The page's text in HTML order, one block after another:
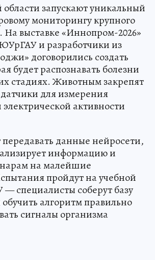
запускают уникальный
мониторингу крупного
На выставке «Иннопром-2026»
и разработчики из
договорились создать
будет распознавать болезни
стадиях. Животным закрепят
для измерения
активности
данные нейросети,
информацию и
на малейшие
пройдут на учебной
специалисты соберут базу
алгоритм правильно
сигналы организма